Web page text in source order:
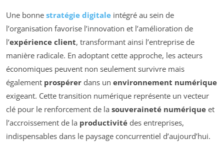
Une bonne stratégie digitale intégré au sein de
l’organisation favorise l’innovation et l’amélioration de
l’expérience client, transformant ainsi l’entreprise de
manière radicale. En adoptant cette approche, les acteurs
économiques peuvent non seulement survivre mais
également prospérer dans un environnement numérique
exigeant. Cette transition numérique représente un vecteur
clé pour le renforcement de la souveraineté numérique et
l’accroissement de la productivité des entreprises,
indispensables dans le paysage concurrentiel d’aujourd’hui.